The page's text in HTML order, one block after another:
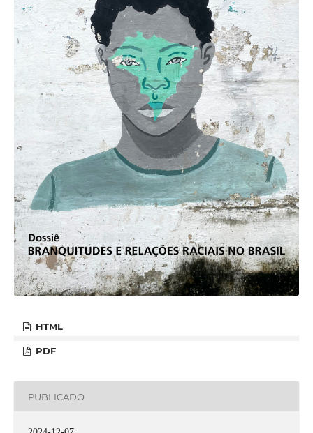
HTML
PDF
PUBLICADO